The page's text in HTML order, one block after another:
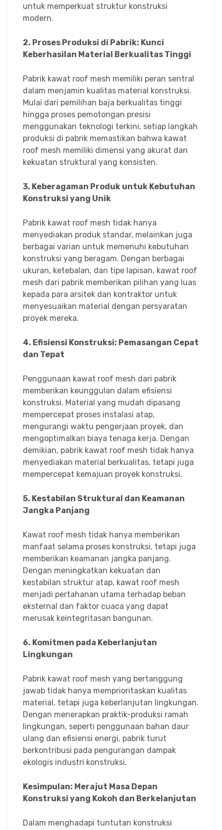
untuk memperkuat struktur konstruksi
modern.
2. Proses Produksi di Pabrik: Kunci
Keberhasilan Material Berkualitas Tinggi
Pabrik kawat roof mesh memiliki peran sentral
dalam menjamin kualitas material konstruksi.
Mulai dari pemilihan baja berkualitas tinggi
hingga proses pemotongan presisi
menggunakan teknologi terkini, setiap langkah
produksi di pabrik memastikan bahwa kawat
roof mesh memiliki dimensi yang akurat dan
kekuatan struktural yang konsisten.
3. Keberagaman Produk untuk Kebutuhan
Konstruksi yang Unik
Pabrik kawat roof mesh tidak hanya
menyediakan produk standar, melainkan juga
berbagai varian untuk memenuhi kebutuhan
konstruksi yang beragam. Dengan berbagai
ukuran, ketebalan, dan tipe lapisan, kawat roof
mesh dari pabrik memberikan pilihan yang luas
kepada para arsitek dan kontraktor untuk
menyesuaikan material dengan persyaratan
proyek mereka.
4. Efisiensi Konstruksi: Pemasangan Cepat
dan Tepat
Penggunaan kawat roof mesh dari pabrik
memberikan keunggulan dalam efisiensi
konstruksi. Material yang mudah dipasang
mempercepat proses instalasi atap,
mengurangi waktu pengerjaan proyek, dan
mengoptimalkan biaya tenaga kerja. Dengan
demikian, pabrik kawat roof mesh tidak hanya
menyediakan material berkualitas, tetapi juga
mempercepat kemajuan proyek konstruksi.
5. Kestabilan Struktural dan Keamanan
Jangka Panjang
Kawat roof mesh tidak hanya memberikan
manfaat selama proses konstruksi, tetapi juga
memberikan keamanan jangka panjang.
Dengan meningkatkan kekuatan dan
kestabilan struktur atap, kawat roof mesh
menjadi pertahanan utama terhadap beban
eksternal dan faktor cuaca yang dapat
merusak keintegritasan bangunan.
6. Komitmen pada Keberlanjutan
Lingkungan
Pabrik kawat roof mesh yang bertanggung
jawab tidak hanya memprioritaskan kualitas
material, tetapi juga keberlanjutan lingkungan.
Dengan menerapkan praktik-produksi ramah
lingkungan, seperti penggunaan bahan daur
ulang dan efisiensi energi, pabrik turut
berkontribusi pada pengurangan dampak
ekologis industri konstruksi.
Kesimpulan: Merajut Masa Depan
Konstruksi yang Kokoh dan Berkelanjutan
Dalam menghadapi tuntutan konstruksi